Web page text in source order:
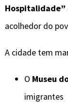
Hospitalidade”
acolhedor do
A cidade tem
O Museu
imigrantes